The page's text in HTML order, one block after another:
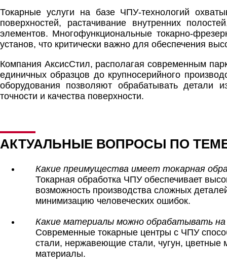
Токарные услуги на базе ЧПУ-технологий
поверхностей, растачивание внутренних
элементов. Многофункциональные токарно-
установ, что критически важно для обеспечения
Компания АксисСтил, располагая современным
единичных образцов до крупносерийного
оборудования позволяют обрабатывать детали
точности и качества поверхности.
АКТУАЛЬНЫЕ ВОПРОСЫ ПО
Какие преимущества имеет токарная
Токарная обработка ЧПУ обеспечивает
возможность производства сложных
минимизацию человеческих ошибок.
Какие материалы можно обрабатывать
Современные токарные центры с ЧПУ
стали, нержавеющие стали, чугун,
материалы.